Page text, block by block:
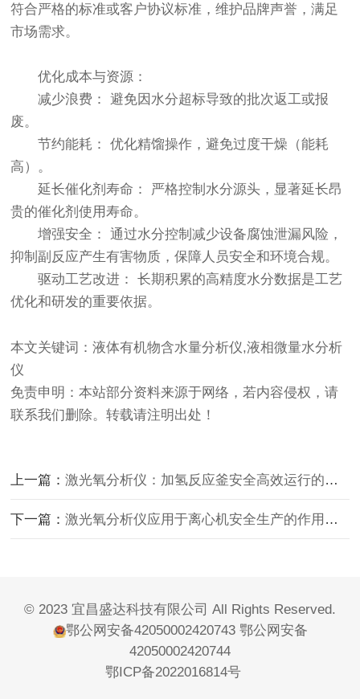
符合严格的标准或客户协议标准，维护品牌声誉，满足
市场需求。
优化成本与资源：
减少浪费： 避免因水分超标导致的批次返工或报
废。
节约能耗： 优化精馏操作，避免过度干燥（能耗
高）。
延长催化剂寿命： 严格控制水分源头，显著延长昂
贵的催化剂使用寿命。
增强安全： 通过水分控制减少设备腐蚀泄漏风险，
抑制副反应产生有害物质，保障人员安全和环境合规。
驱动工艺改进： 长期积累的高精度水分数据是工艺
优化和研发的重要依据。
本文关键词：液体有机物含水量分析仪,液相微量水分析
仪
免责申明：本站部分资料来源于网络，若内容侵权，请
联系我们删除。转载请注明出处！
上一篇：激光氧分析仪：加氢反应釜安全高效运行的守护者
下一篇：激光氧分析仪应用于离心机安全生产的作用与意义
© 2023 宜昌盛达科技有限公司 All Rights Reserved.
鄂公网安备42050002420743 鄂公网安备
42050002420744
鄂ICP备2022016814号